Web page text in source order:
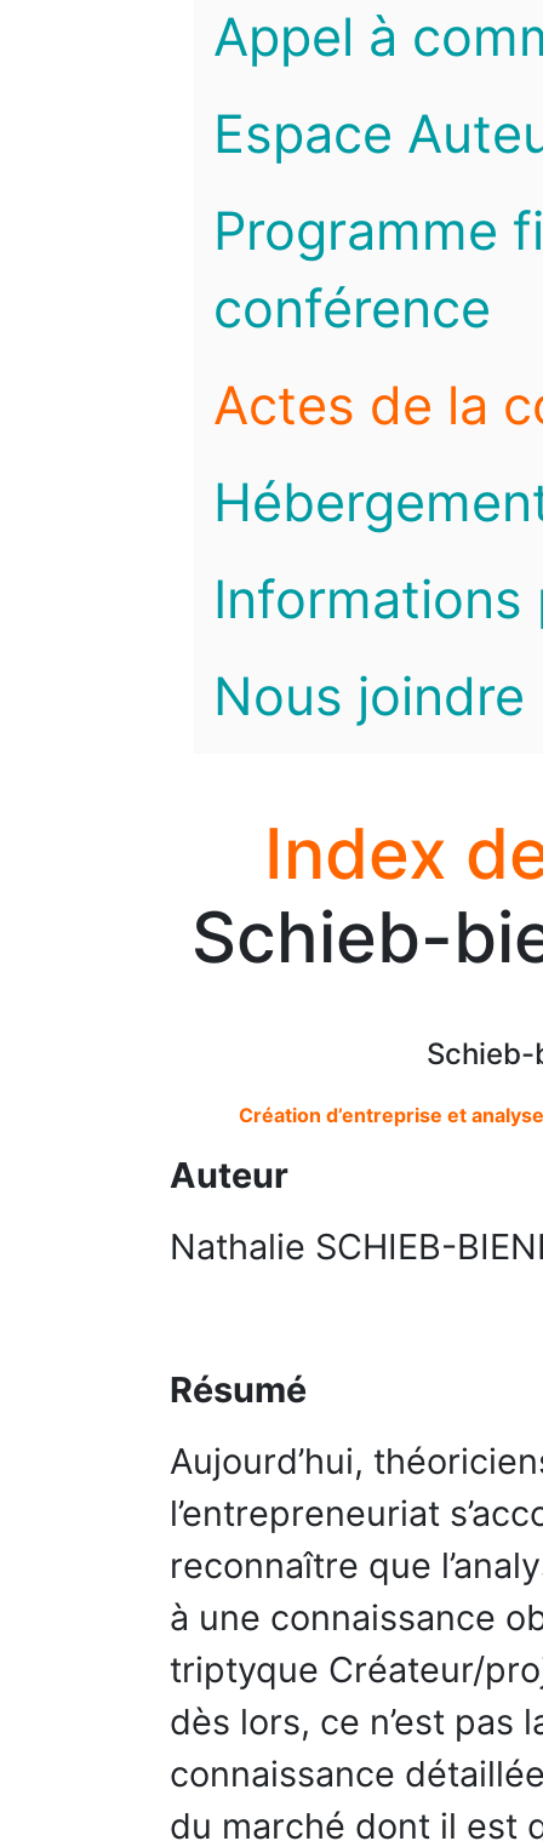
Appel à
Espace
Programme
conférence
Actes de la
Informations
Nous joindre
Index
Schieb-
Création d’entreprise et
Auteur
Nathalie SCHIEB-
Résumé
Aujourd’hui,
l’entrepreneuriat
reconnaître que
à une connaissance
triptyque Créateur/
dès lors, ce n’est pas
connaissance
du marché dont il est